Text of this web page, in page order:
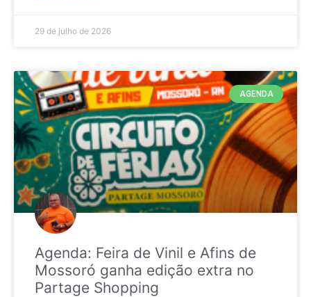
29 de julho de 2026
AGENDA
Agenda: Feira de Vinil e Afins de
Mossoró ganha edição extra no
Partage Shopping